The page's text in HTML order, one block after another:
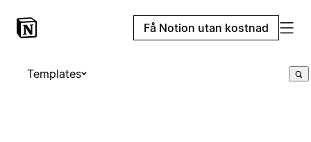
Få Notion utan kostnad
Templates